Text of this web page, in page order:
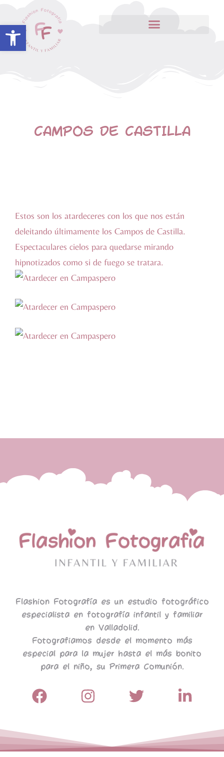
Abrir barra de herramientas
CAMPOS DE CASTILLA
Estos son los atardeceres con los que nos están
deleitando últimamente los Campos de Castilla.
Espectaculares cielos para quedarse mirando
hipnotizados como si de fuego se tratara.
Flashion Fotografía es un estudio fotográfico
especialista en fotografía infantil y familiar
en Valladolid.
Fotografiamos desde el momento más
especial para la mujer hasta el más bonito
para el niño, su Primera Comunión.